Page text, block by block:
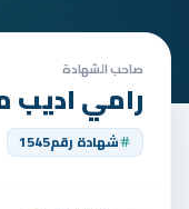
الأمان
تواصل
الوظائف
صاحب الشهادة
رامي اديب
شهادة رقم1545